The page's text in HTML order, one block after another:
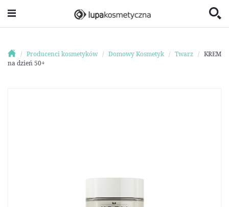
Producenci kosmetyków Domowy Kosmetyk Twarz
KREM
na dzień 50+